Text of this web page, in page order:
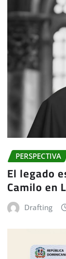
PERSPECTIVA
El legado
Camilo en
Drafting